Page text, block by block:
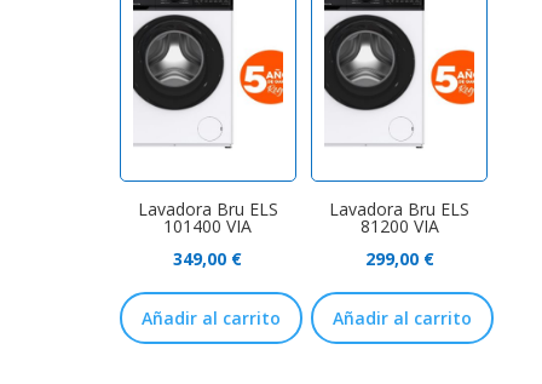
Lavadora Bru ELS
101400 VIA
349,00 €
Añadir al carrito
Lavadora Bru ELS
81200 VIA
299,00 €
Añadir al carrito